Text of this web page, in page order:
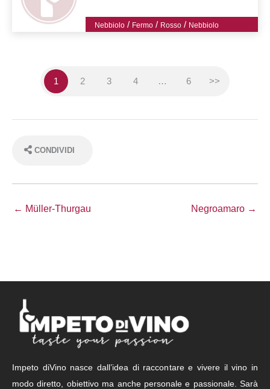
Nebbiolo / Fermo / Rosso / Nebbiolo
1 2 3 4 … 6 >>
CONDIVIDI
← Müller-Thurgau Negroamaro →
Impeto diVino nasce dall’idea di raccontare e vivere il vino in
modo diretto, obiettivo ma anche personale e passionale. Sarà